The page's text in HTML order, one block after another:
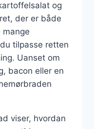
og
der er både
tilpasse retten
Uanset om
bacon eller en
viser, hvordan